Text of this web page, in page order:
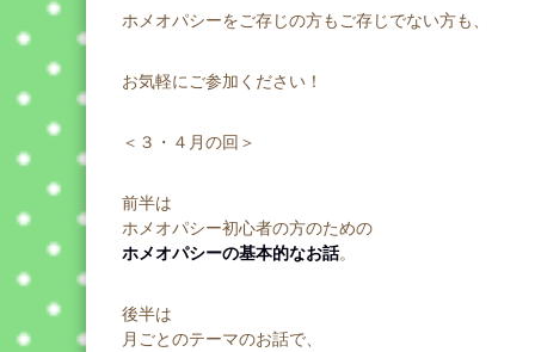
ホメオパシーをご存じの方もご存じでない方も、
お気軽にご参加ください！
＜３・４月の回＞
前半は
ホメオパシー初心者の方のための
ホメオパシーの基本的なお話。
後半は
月ごとのテーマのお話で、